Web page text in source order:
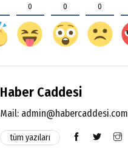
0 0 0
Haber Caddesi
Mail: admin@habercaddesi.com
tüm yazıları